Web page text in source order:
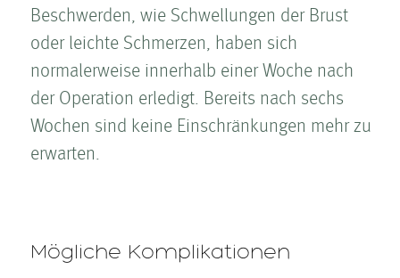
Beschwerden, wie Schwellungen der Brust
oder leichte Schmerzen, haben sich
normalerweise innerhalb einer Woche nach
der Operation erledigt. Bereits nach sechs
Wochen sind keine Einschränkungen mehr zu
erwarten.
Mögliche Komplikationen